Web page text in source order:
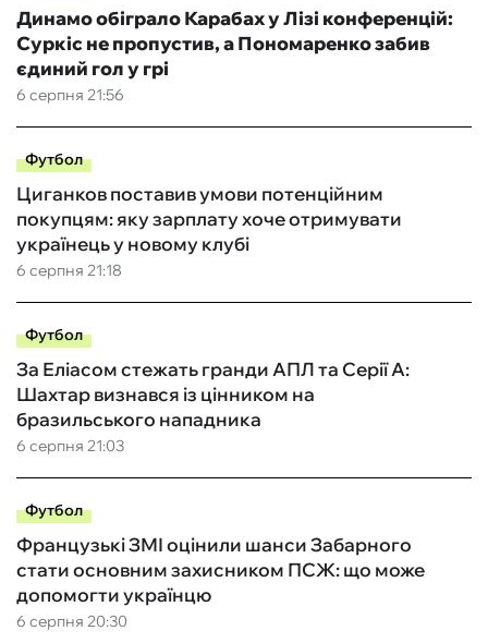
6 серпня 21:56
Динамо обіграло Карабах у Лізі конференцій:
Суркіс не пропустив, а Пономаренко забив
єдиний гол у грі
Футбол
6 серпня 21:18
Циганков поставив умови потенційним
покупцям: яку зарплату хоче отримувати
українець у новому клубі
Футбол
6 серпня 21:03
За Еліасом стежать гранди АПЛ та Серії А:
Шахтар визнався із цінником на
бразильського нападника
Футбол
6 серпня 20:30
Французькі ЗМІ оцінили шанси Забарного
стати основним захисником ПСЖ: що може
допомогти українцю